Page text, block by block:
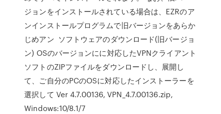
ジョンをインストールされている場合は、EZRのア
ンインストールプログラムで旧バージョンをあらか
じめアン ソフトウェアのダウンロード(旧バージョ
ン) OSのバージョンにに対応したVPNクライアント
ソフトのZIPファイルをダウンロードし、展開し
て、ご自分のPCのOSに対応したインストーラーを
選択して Ver 4.7.00136, VPN_4.7.00136.zip,
Windows:10/8.1/7